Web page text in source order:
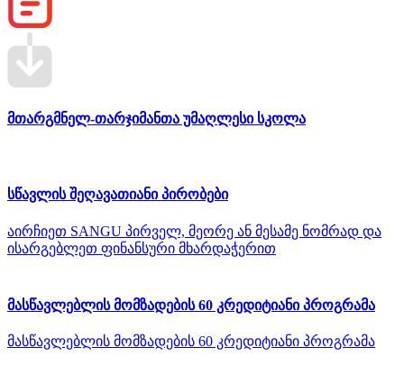
მთარგმნელ-თარჯიმანთა უმაღლესი სკოლა
სწავლის შეღავათიანი პირობები
აირჩიეთ SANGU პირველ, მეორე ან მესამე ნომრად და
ისარგებლეთ ფინანსური მხარდაჭერით
მასწავლებლის მომზადების 60 კრედიტიანი პროგრამა
მასწავლებლის მომზადების 60 კრედიტიანი პროგრამა